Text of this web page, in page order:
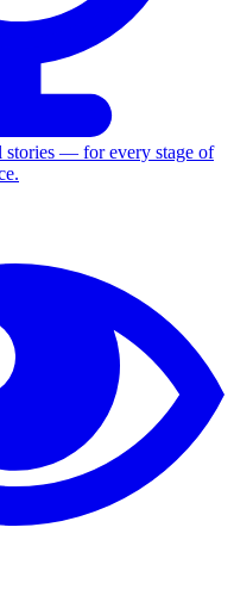
stories — for every stage of